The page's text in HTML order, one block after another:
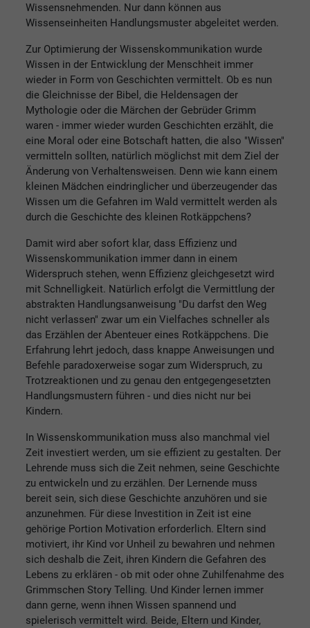
Wissensnehmenden. Nur dann können aus
Wissenseinheiten Handlungsmuster abgeleitet werden.
Zur Optimierung der Wissenskommunikation wurde
Wissen in der Entwicklung der Menschheit immer
wieder in Form von Geschichten vermittelt. Ob es nun
die Gleichnisse der Bibel, die Heldensagen der
Mythologie oder die Märchen der Gebrüder Grimm
waren - immer wieder wurden Geschichten erzählt, die
eine Moral oder eine Botschaft hatten, die also "Wissen"
vermitteln sollten, natürlich möglichst mit dem Ziel der
Änderung von Verhaltensweisen. Denn wie kann einem
kleinen Mädchen eindringlicher und überzeugender das
Wissen um die Gefahren im Wald vermittelt werden als
durch die Geschichte des kleinen Rotkäppchens?
Damit wird aber sofort klar, dass Effizienz und
Wissenskommunikation immer dann in einem
Widerspruch stehen, wenn Effizienz gleichgesetzt wird
mit Schnelligkeit. Natürlich erfolgt die Vermittlung der
abstrakten Handlungsanweisung "Du darfst den Weg
nicht verlassen" zwar um ein Vielfaches schneller als
das Erzählen der Abenteuer eines Rotkäppchens. Die
Erfahrung lehrt jedoch, dass knappe Anweisungen und
Befehle paradoxerweise sogar zum Widerspruch, zu
Trotzreaktionen und zu genau den entgegengesetzten
Handlungsmustern führen - und dies nicht nur bei
Kindern.
In Wissenskommunikation muss also manchmal viel
Zeit investiert werden, um sie effizient zu gestalten. Der
Lehrende muss sich die Zeit nehmen, seine Geschichte
zu entwickeln und zu erzählen. Der Lernende muss
bereit sein, sich diese Geschichte anzuhören und sie
anzunehmen. Für diese Investition in Zeit ist eine
gehörige Portion Motivation erforderlich. Eltern sind
motiviert, ihr Kind vor Unheil zu bewahren und nehmen
sich deshalb die Zeit, ihren Kindern die Gefahren des
Lebens zu erklären - ob mit oder ohne Zuhilfenahme des
Grimmschen Story Telling. Und Kinder lernen immer
dann gerne, wenn ihnen Wissen spannend und
spielerisch vermittelt wird. Beide, Eltern und Kinder,